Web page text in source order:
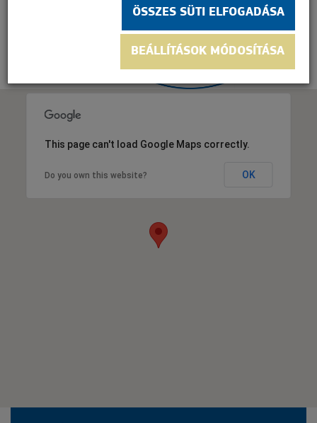
This page can't load Google Maps correctly.
Do you own this website? OK
ÖSSZES SÜTI ELFOGADÁSA
BEÁLLÍTÁSOK MÓDOSÍTÁSA